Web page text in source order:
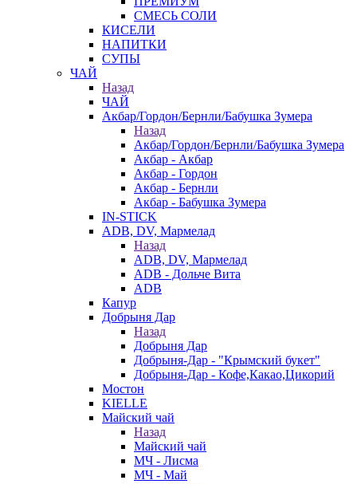
СМЕСЬ СОЛИ
КИСЕЛИ
НАПИТКИ
СУПЫ
ЧАЙ
Назад
ЧАЙ
Акбар/Гордон/Бернли/Бабушка Зумера
Назад
Акбар/Гордон/Бернли/Бабушка Зумера
Акбар - Акбар
Акбар - Гордон
Акбар - Бернли
Акбар - Бабушка Зумера
IN-STICK
ADB, DV, Мармелад
Назад
ADB, DV, Мармелад
ADB - Дольче Вита
ADB
Капур
Добрыня Дар
Назад
Добрыня Дар
Добрыня-Дар - "Крымский букет"
Добрыня-Дар - Кофе,Какао,Цикорий
Мостон
KIELLE
Майский чай
Назад
Майский чай
МЧ - Лисма
МЧ - Май